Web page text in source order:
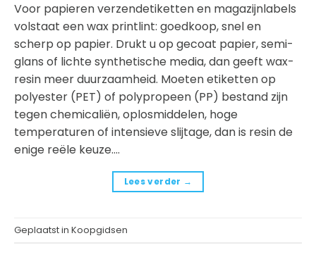
Voor papieren verzendetiketten en magazijnlabels
volstaat een wax printlint: goedkoop, snel en
scherp op papier. Drukt u op gecoat papier, semi-
glans of lichte synthetische media, dan geeft wax-
resin meer duurzaamheid. Moeten etiketten op
polyester (PET) of polypropeen (PP) bestand zijn
tegen chemicaliën, oplosmiddelen, hoge
temperaturen of intensieve slijtage, dan is resin de
enige reële keuze.…
Lees verder →
Geplaatst in Koopgidsen